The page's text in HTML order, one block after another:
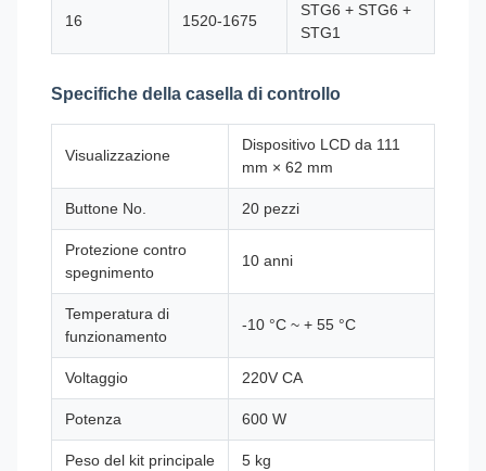
16 1520-1675
STG6 + STG6 +
STG1
Specifiche della casella di controllo
Visualizzazione
Dispositivo LCD da 111
mm × 62 mm
Buttone No. 20 pezzi
Protezione contro
spegnimento
10 anni
Temperatura di
funzionamento
-10 °C ~ + 55 °C
Voltaggio 220V CA
Potenza 600 W
Peso del kit principale 5 kg